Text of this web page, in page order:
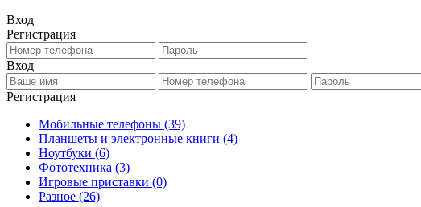
Вход
Регистрация
Вход
Регистрация
Мобильные телефоны (39)
Планшеты и электронные книги (4)
Ноутбуки (6)
Фототехника (3)
Игровые приставки (0)
Разное (26)